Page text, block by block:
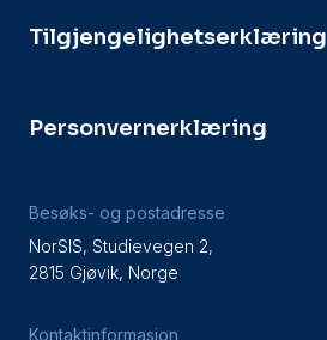
Tilgjengelighetserklæring
Personvernerklæring
Besøks- og postadresse
NorSIS, Studievegen 2,
2815 Gjøvik, Norge
Kontaktinformasjon